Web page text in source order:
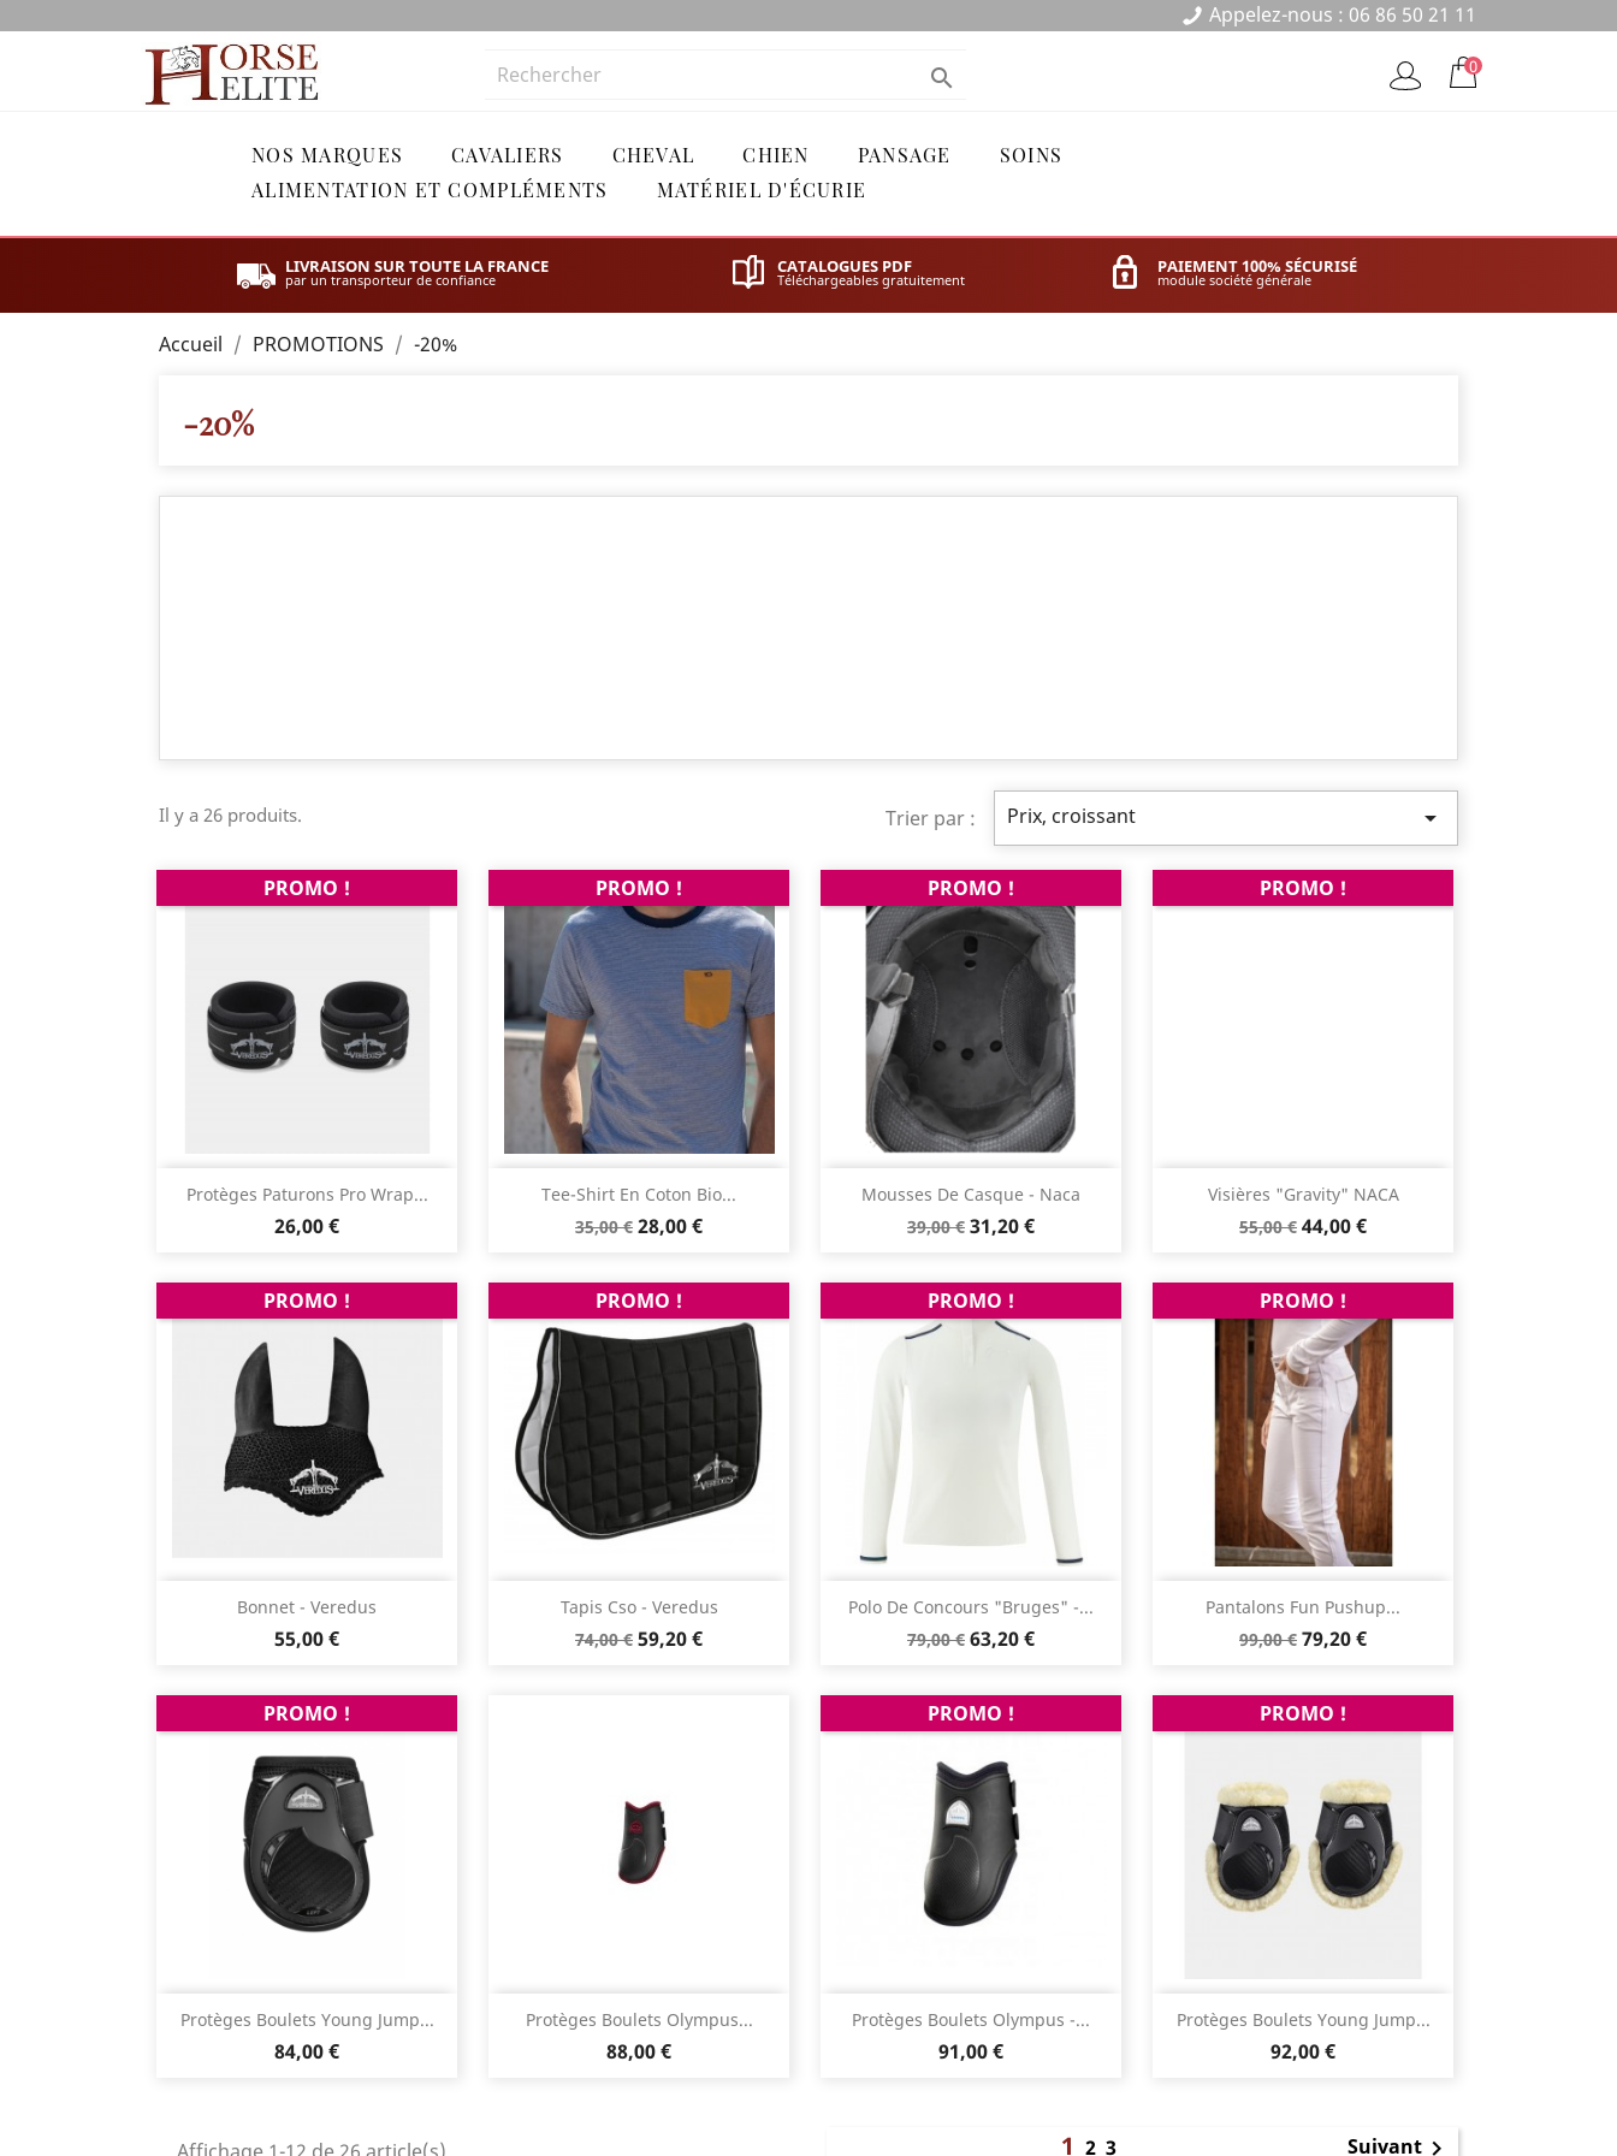
Appelez-nous : 06 86 50 21 11
 0
NOS MARQUES CAVALIERS CHEVAL CHIEN PANSAGE
SOINS
ALIMENTATION ET COMPLÉMENTS
MATÉRIEL D'ÉCURIE
LIVRAISON SUR TOUTE LA FRANCE
par un transporteur de confiance
CATALOGUES PDF
Téléchargeables gratuitement
PAIEMENT 100% SÉCURISÉ
module société générale
Accueil PROMOTIONS -20%
-20%
Il y a 26 produits. Trier par : Prix, croissant 
Protèges Paturons Pro Wrap...
Prix
26,00 €
PROMO !
Aperçu rapide Tee-Shirt En Coton Bio...
Prix
35,00 € Prix
28,00 €
PROMO !
Aperçu rapide Mousses De Casque - Naca
Prix
39,00 € Prix
31,20 €
PROMO !
Aperçu rapide Visières "Gravity" NACA
Prix
55,00 € Prix
44,00 €
PROMO !
Aperçu rapide
Bonnet - Veredus
Prix
55,00 €
PROMO !
Aperçu rapide Tapis Cso - Veredus
Prix
74,00 € Prix
59,20 €
PROMO !
Aperçu rapide Polo De Concours "Bruges" -...
Prix
79,00 € Prix
63,20 €
PROMO !
Aperçu rapide Pantalons Fun Pushup...
Prix
99,00 € Prix
79,20 €
PROMO !
Aperçu rapide
Protèges Boulets Young Jump...
Prix
84,00 €
PROMO !
 Aperçu rapide Protèges Boulets Olympus...
Prix
88,00 €
Aperçu rapide Protèges Boulets Olympus -...
Prix
91,00 €
PROMO !
Aperçu rapide Protèges Boulets Young Jump...
Prix
92,00 €
PROMO !
 Aperçu rapide
123 Suivant